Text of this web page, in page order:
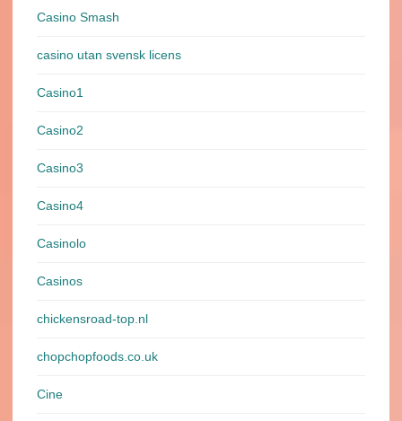
Casino Smash
casino utan svensk licens
Casino1
Casino2
Casino3
Casino4
Casinolo
Casinos
chickensroad-top.nl
chopchopfoods.co.uk
Cine